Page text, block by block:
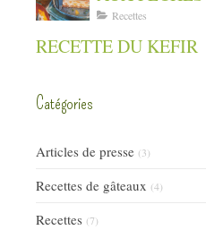
Recettes
RECETTE DU KEFIR
Catégories
Articles de presse (3)
Recettes de gâteaux (4)
Recettes (7)